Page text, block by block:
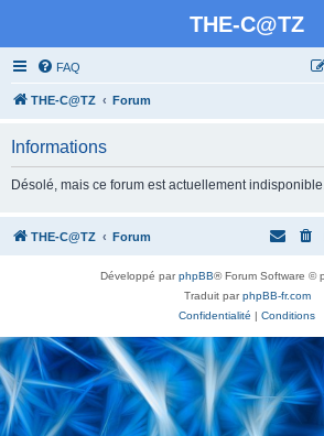
THE-C@TZ
FAQ
THE-C@TZ Forum
Informations
Désolé, mais ce forum est actuellement
THE-C@TZ Forum
Développé parphpBB® Forum Software ©
Traduit parphpBB-fr.com
Confidentialité | Conditions